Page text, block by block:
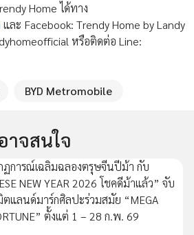
Home ได้ทาง
และ Facebook: Trendy Home by Landy
หรือติดต่อ Line:
BYD Metromobile
าจสนใจ